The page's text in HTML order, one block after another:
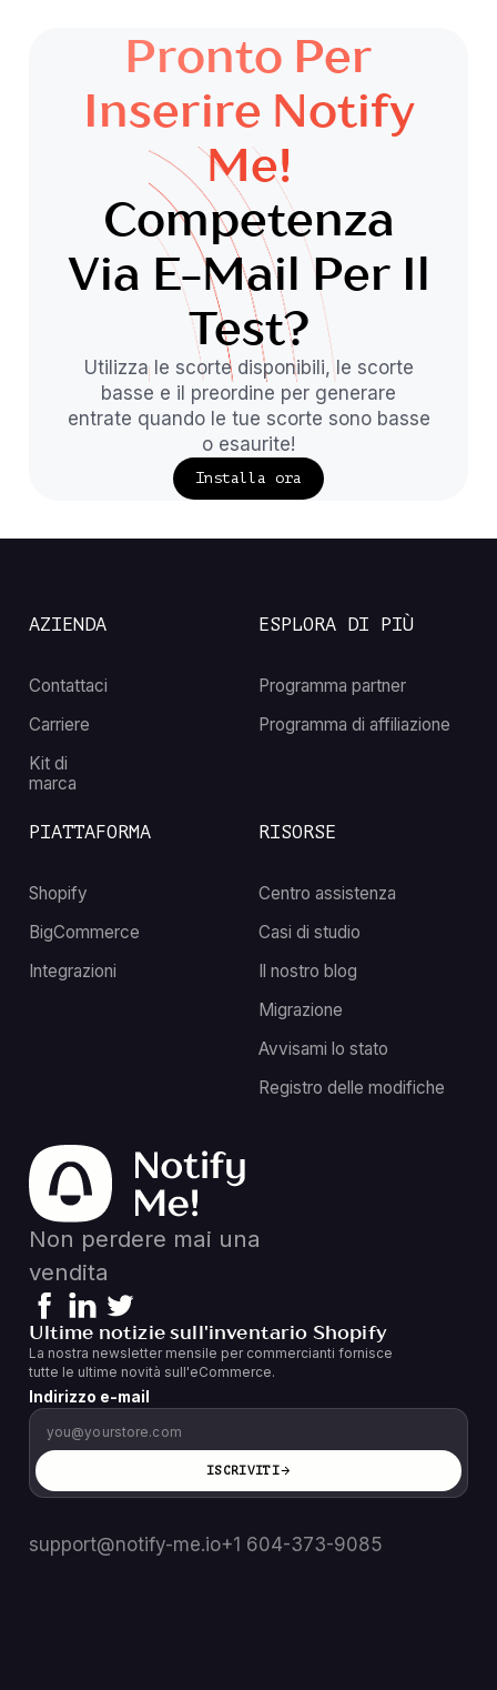
Pronto Per
Inserire Notify
Me!
Competenza
Via E-Mail Per Il
Test?
Utilizza le scorte disponibili, le scorte
basse e il preordine per generare
entrate quando le tue scorte sono basse
o esaurite!
Installa ora
AZIENDA
Contattaci
Carriere
Kit di
marca
RISORSE
Centro assistenza
Casi di studio
Il nostro blog
Migrazione
Avvisami lo stato
Registro delle modifiche
ESPLORA DI PIÙ
Programma partner
Programma di affiliazione
PIATTAFORMA
Shopify
BigCommerce
Integrazioni
Non perdere mai una
vendita
Ultime notizie sull'inventario Shopify
La nostra newsletter mensile per commercianti fornisce
tutte le ultime novità sull'eCommerce.
Indirizzo e-mail
ISCRIVITI
support@notify-me.io+1 604-373-9085